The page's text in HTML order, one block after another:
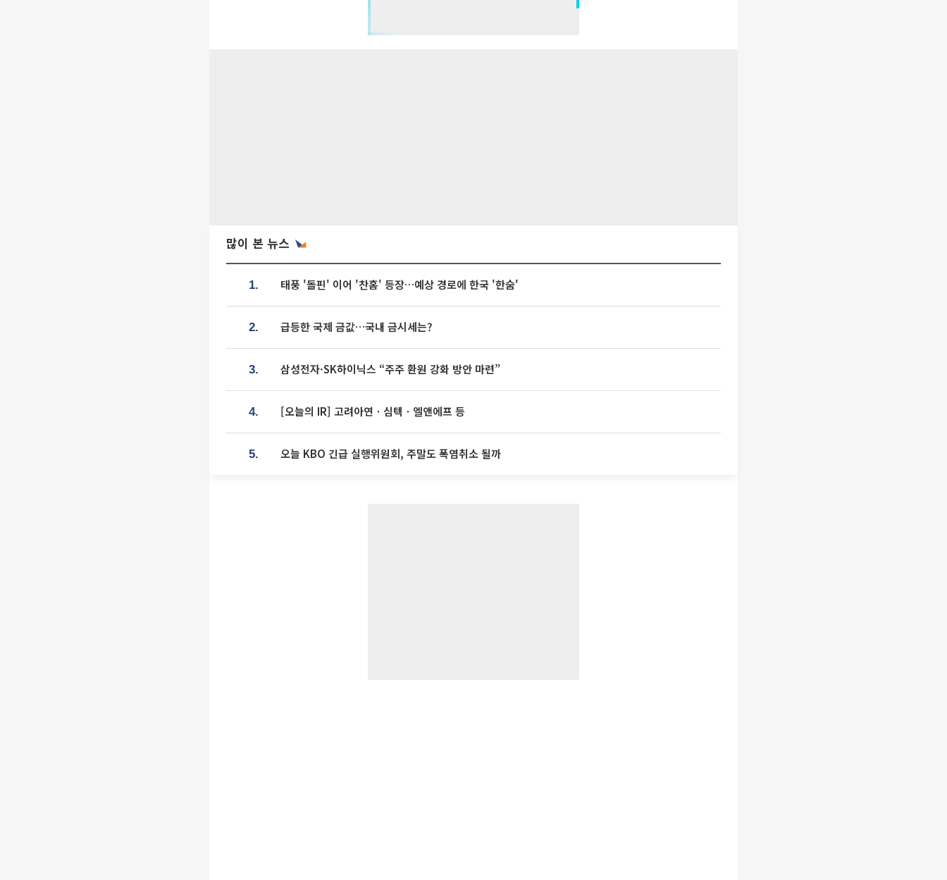
많이 본 뉴스
1. 태풍 '돌핀' 이어 '찬홈' 등장…예상 경로에 한국 '한숨'
2. 급등한 국제 금값…국내 금시세는?
3. 삼성전자·SK하이닉스 “주주 환원 강화 방안 마련”
4. [오늘의 IR] 고려아연ㆍ심텍ㆍ엘앤에프 등
5. 오늘 KBO 긴급 실행위원회, 주말도 폭염취소 될까